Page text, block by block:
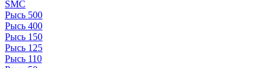
SMC
Рысь 500
Рысь 400
Рысь 150
Рысь 125
Рысь 110